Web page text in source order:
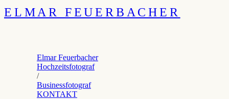
ELMAR FEUERBACHER
Elmar Feuerbacher
Hochzeitsfotograf
/
Businessfotograf
KONTAKT